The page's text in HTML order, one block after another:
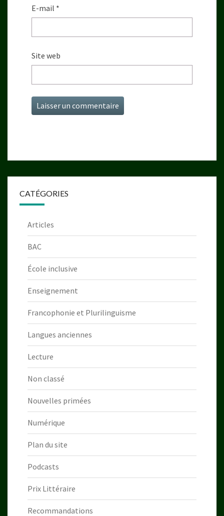
E-mail *
Site web
CATÉGORIES
Articles
BAC
École inclusive
Enseignement
Francophonie et Plurilinguisme
Langues anciennes
Lecture
Non classé
Nouvelles primées
Numérique
Plan du site
Podcasts
Prix Littéraire
Recommandations